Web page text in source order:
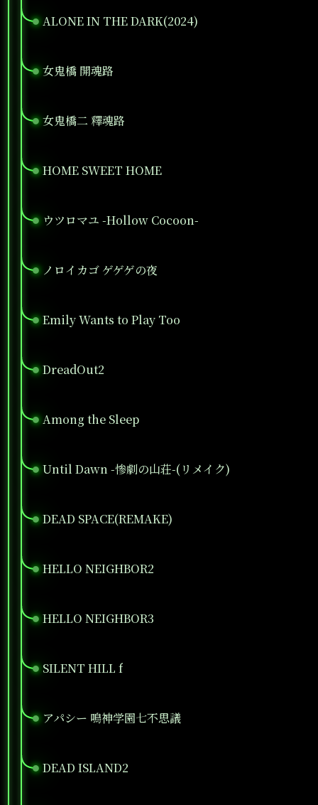
ALONE IN THE DARK(2024)
●
女鬼橋 開魂路
●
女鬼橋二 釋魂路
●
HOME SWEET HOME
●
ウツロマユ -Hollow Cocoon-
●
ノロイカゴ ゲゲゲの夜
●
Emily Wants to Play Too
●
DreadOut2
●
Among the Sleep
●
Until Dawn -惨劇の山荘-(リメイク)
●
DEAD SPACE(REMAKE)
●
HELLO NEIGHBOR2
●
HELLO NEIGHBOR3
●
SILENT HILL f
●
アパシー 鳴神学園七不思議
●
DEAD ISLAND2
●